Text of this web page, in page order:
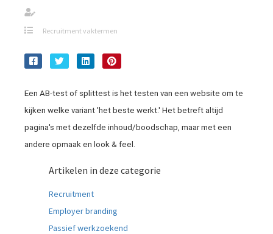
Recruitment vaktermen
Een AB-test of splittest is het testen van een website om te
kijken welke variant 'het beste werkt.' Het betreft altijd
pagina's met dezelfde inhoud/boodschap, maar met een
andere opmaak en look & feel.
Artikelen in deze categorie
Recruitment
Employer branding
Passief werkzoekend